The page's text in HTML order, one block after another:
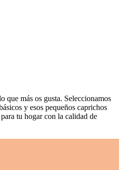
que más os gusta. Seleccionamos
y esos pequeños caprichos
tu hogar con la calidad de